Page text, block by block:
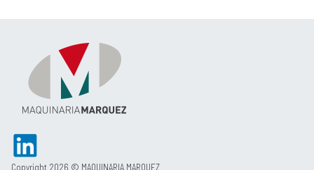
Copyright 2026 © MAQUINARIA MARQUEZ